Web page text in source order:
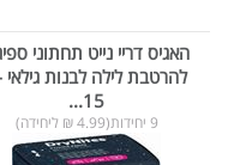
האגיס דריי נייט תחתוני
15...
9 יחידות(4.99 ₪ ליחידה)